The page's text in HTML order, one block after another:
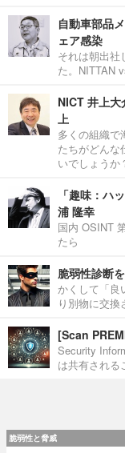
自動車部品
ェア感染
それは朝出社
た。NITTAN
NICT 井上
上
多くの組織で
たちがどんな
いでしょうか
「趣味：ハ
浦 隆幸
国内 OSINT
たら
脆弱性診断
かくして「良
り別物に交換
[Scan
Security
は共有される
脆弱性と脅威